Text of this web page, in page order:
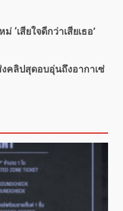
‘เสียใจดีกว่าเสียเธอ’
งคลิปสุดอบอุ่นถึงอากาเซ่